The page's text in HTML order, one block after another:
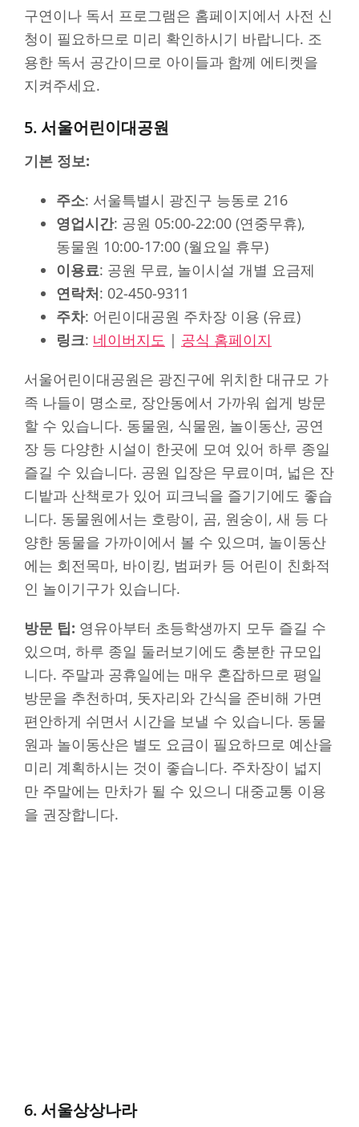
구연이나 독서 프로그램은 홈페이지에서 사전 신
청이 필요하므로 미리 확인하시기 바랍니다. 조
용한 독서 공간이므로 아이들과 함께 에티켓을
지켜주세요.
5. 서울어린이대공원
기본 정보:
주소: 서울특별시 광진구 능동로 216
영업시간: 공원 05:00-22:00 (연중무휴),
동물원 10:00-17:00 (월요일 휴무)
이용료: 공원 무료, 놀이시설 개별 요금제
연락처: 02-450-9311
주차: 어린이대공원 주차장 이용 (유료)
링크: 네이버지도 | 공식 홈페이지
서울어린이대공원은 광진구에 위치한 대규모 가
족 나들이 명소로, 장안동에서 가까워 쉽게 방문
할 수 있습니다. 동물원, 식물원, 놀이동산, 공연
장 등 다양한 시설이 한곳에 모여 있어 하루 종일
즐길 수 있습니다. 공원 입장은 무료이며, 넓은 잔
디밭과 산책로가 있어 피크닉을 즐기기에도 좋습
니다. 동물원에서는 호랑이, 곰, 원숭이, 새 등 다
양한 동물을 가까이에서 볼 수 있으며, 놀이동산
에는 회전목마, 바이킹, 범퍼카 등 어린이 친화적
인 놀이기구가 있습니다.
방문 팁: 영유아부터 초등학생까지 모두 즐길 수
있으며, 하루 종일 둘러보기에도 충분한 규모입
니다. 주말과 공휴일에는 매우 혼잡하므로 평일
방문을 추천하며, 돗자리와 간식을 준비해 가면
편안하게 쉬면서 시간을 보낼 수 있습니다. 동물
원과 놀이동산은 별도 요금이 필요하므로 예산을
미리 계획하시는 것이 좋습니다. 주차장이 넓지
만 주말에는 만차가 될 수 있으니 대중교통 이용
을 권장합니다.
6. 서울상상나라